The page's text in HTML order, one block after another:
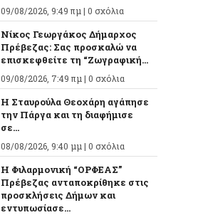
09/08/2026, 9:49 πμ | 0 σχόλια
Νίκος Γεωργάκος Δήμαρχος
Πρέβεζας: Σας προσκαλώ να
επισκεφθείτε τη “Ζωγραφική...
09/08/2026, 7:49 πμ | 0 σχόλια
Η Σταυρούλα Θεοχάρη αγάπησε
την Πάργα και τη διαφήμισε
σε...
08/08/2026, 9:40 μμ | 0 σχόλια
Η Φιλαρμονική “ΟΡΦΕΑΣ”
Πρέβεζας ανταποκρίθηκε στις
προσκλήσεις Δήμων και
εντυπωσίασε...